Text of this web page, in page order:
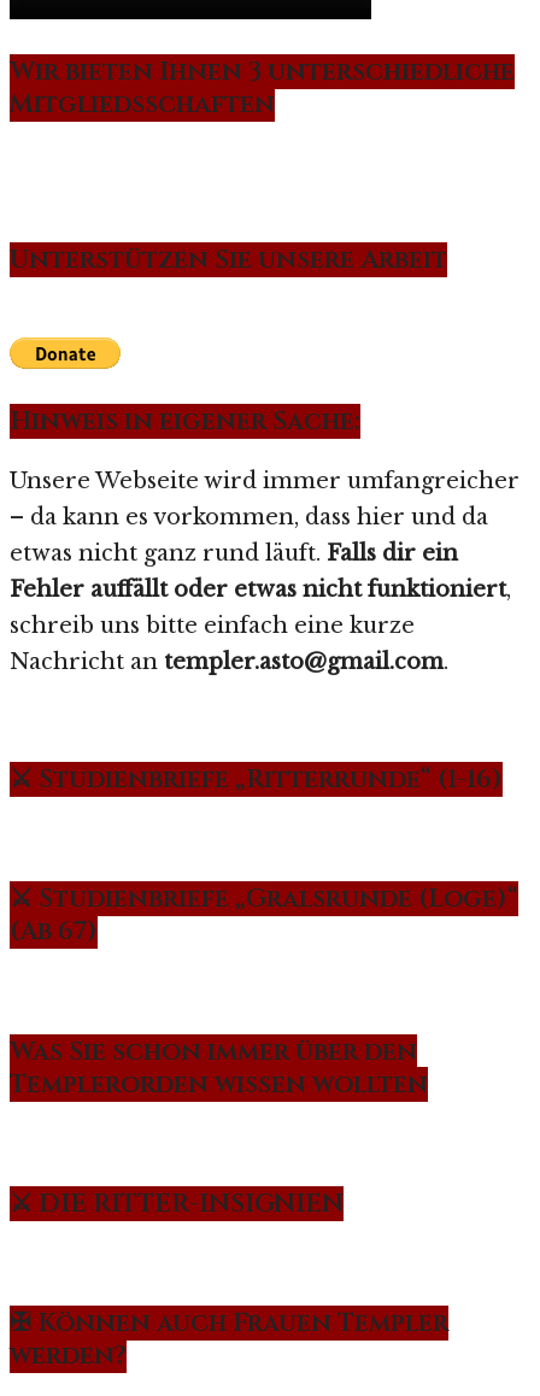
Wir bieten Ihnen 3 unterschiedliche
Mitgliedsschaften
Unterstützen Sie unsere Arbeit
Hinweis in eigener Sache:
Unsere Webseite wird immer umfangreicher
– da kann es vorkommen, dass hier und da
etwas nicht ganz rund läuft. Falls dir ein
Fehler auffällt oder etwas nicht funktioniert,
schreib uns bitte einfach eine kurze
Nachricht an templer.asto@gmail.com.
⚔️ Studienbriefe „Ritterrunde“ (1-16)
⚔️ Studienbriefe „Gralsrunde (Loge)“
(Ab 67)
Was Sie schon immer über den
Templerorden wissen wollten
⚔️ DIE RITTER-INSIGNIEN
✠ Können auch Frauen Templer
werden?